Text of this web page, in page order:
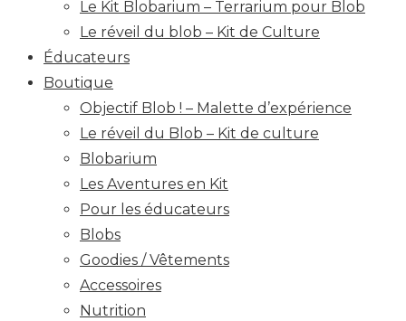
Le Kit Blobarium – Terrarium pour Blob
Le réveil du blob – Kit de Culture
Éducateurs
Boutique
Objectif Blob ! – Malette d’expérience
Le réveil du Blob – Kit de culture
Blobarium
Les Aventures en Kit
Pour les éducateurs
Blobs
Goodies / Vêtements
Accessoires
Nutrition